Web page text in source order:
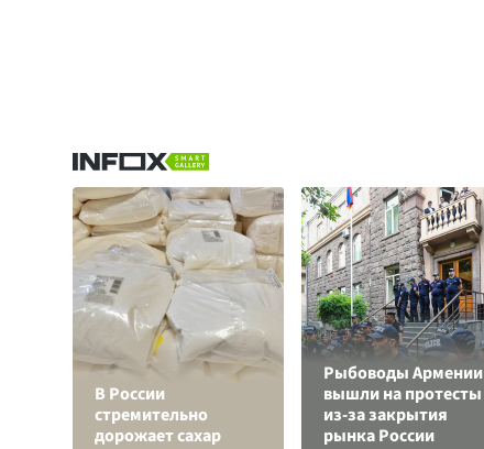
В России
стремительно
дорожает сахар
Рыбоводы Армении
вышли на протесты
из-за закрытия
рынка России